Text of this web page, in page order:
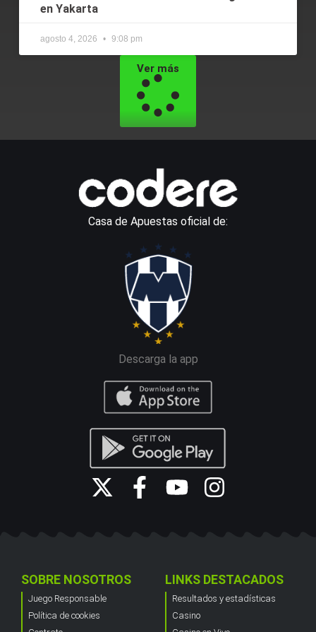
en Yakarta
agosto 4, 2026 9:08 pm
Ver más
Casa de Apuestas oficial de:
Descarga la app
SOBRE NOSOTROS
Juego Responsable
Política de cookies
LINKS DESTACADOS
Resultados y estadísticas
Casino